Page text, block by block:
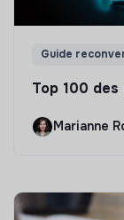
Guide
Top 100
Marianne